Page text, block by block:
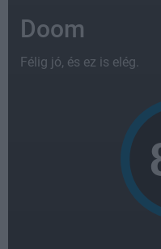
Doom
Félig jó, és ez is elég.